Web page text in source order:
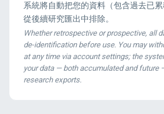
系統將自動把您的資料（包含過去已累
從後續研究匯出中排除。
Whether retrospective or prospective, all
de-identification before use. You may
at any time via account settings; the
your data — both accumulated and future
research exports.